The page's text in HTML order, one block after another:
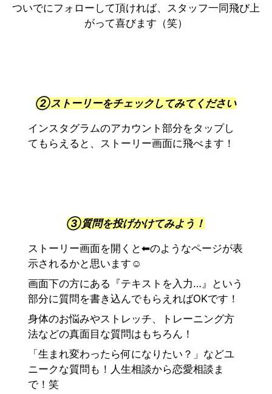
ついでにフォローして頂ければ、スタッフ一同飛び上
がって喜びます（笑）
②ストーリーをチェックしてみてください
インスタグラムのアカウント部分をタップし
てもらえると、ストーリー画面に飛べます！
③質問を投げかけてみよう！
ストーリー画面を開くと⬅︎のようなページが表
示されるかと思います☺︎
画面下の方にある『テキストを入力…』という
部分に質問を書き込んでもらえればOKです！
身体のお悩みやストレッチ、トレーニング方
法などの真面目な質問はもちろん！
「生まれ変わったら何になりたい？」などユ
ニークな質問も！人生相談から恋愛相談ま
で！笑